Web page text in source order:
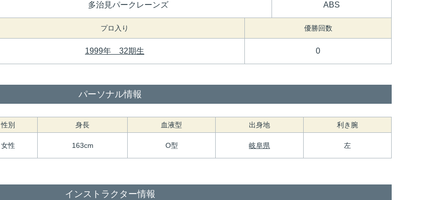
多治見パークレーンズ ABS
プロ入り 優勝回数
1999年 32期生 0
パーソナル情報
性別 身長 血液型 出身地 利き腕
女性 163cm O型 岐阜県 左
インストラクター情報